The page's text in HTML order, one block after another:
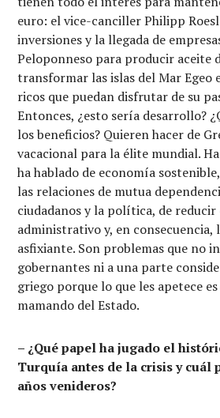
euro: el vice-canciller Philipp
inversiones y la llegada de
Peloponneso para producir aceite
transformar las islas del Mar Egeo
ricos que puedan disfrutar de su
Entonces, ¿esto sería desarrollo?
los beneficios? Quieren hacer de
vacacional para la élite mundial.
ha hablado de economía
las relaciones de mutua
ciudadanos y la política, de reducir
administrativo y, en consecuencia,
asfixiante. Son problemas que no
gobernantes ni a una parte
griego porque lo que les apetece
mamando del Estado.
– ¿Qué papel ha jugado el
Turquía antes de la crisis y cuál
años venideros?